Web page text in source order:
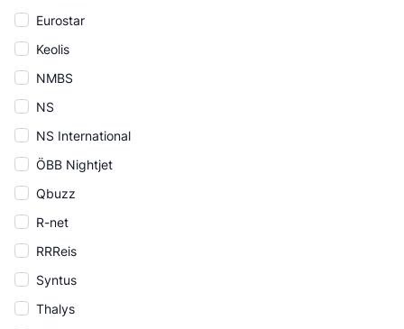
Eurostar
Keolis
NMBS
NS
NS International
ÖBB Nightjet
Qbuzz
R-net
RRReis
Syntus
Thalys